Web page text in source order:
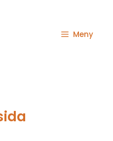
Meny